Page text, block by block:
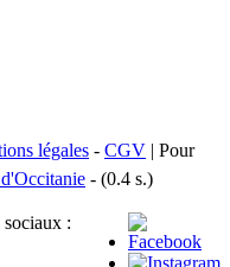
légales - CGV | Pour
- (0.4 s.)
sociaux :